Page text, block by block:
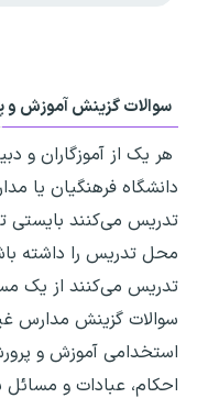
سوالات گزینش آموزش و
هر یک از آموزگاران و
دانشگاه فرهنگیان یا
تدریس می‌کنند بایستی
محل تدریس را داشته
تدریس می‌کنند از یک
سوالات گزینش مدارس
استخدامی آموزش و
احکام، عبادات و